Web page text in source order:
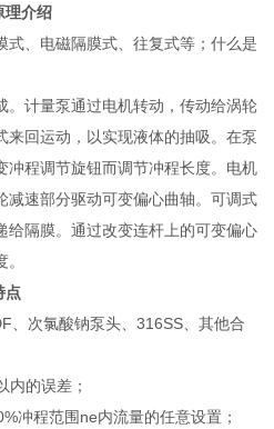
介绍
式、电磁隔膜式、往复式等；什么是
。计量泵通过电机转动，传动给涡轮
来回运动，以实现液体的抽吸。在泵
冲程调节旋钮而调节冲程长度。电机
减速部分驱动可变偏心曲轴。可调式
给隔膜。通过改变连杆上的可变偏心
点
、次氯酸钠泵头、316SS、其他合
内的误差；
冲程范围ne内流量的任意设置；